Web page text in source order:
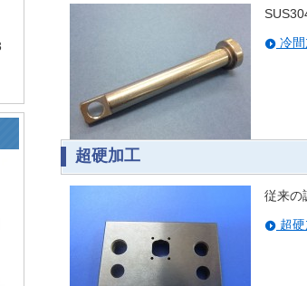
冷
超硬加工
従来の
超